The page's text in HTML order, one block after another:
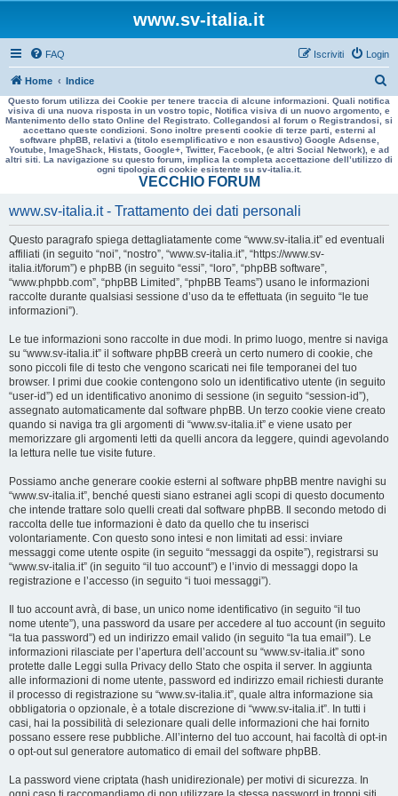
www.sv-italia.it
FAQ Login
Iscriviti
Home Indice
e
r
a
Questo forum utilizza dei Cookie per tenere traccia di alcune informazioni. Quali notifica
visiva di una nuova risposta in un vostro topic, Notifica visiva di un nuovo argomento, e
Mantenimento dello stato Online del Registrato. Collegandosi al forum o Registrandosi, si
accettano queste condizioni. Sono inoltre presenti cookie di terze parti, esterni al
software phpBB, relativi a (titolo esemplificativo e non esaustivo) Google Adsense,
Youtube, ImageShack, Histats, Google+, Twitter, Facebook, (e altri Social Network), e ad
altri siti. La navigazione su questo forum, implica la completa accettazione dell’utilizzo di
ogni tipologia di cookie esistente su sv-italia.it.
VECCHIO FORUM
www.sv-italia.it - Trattamento dei dati personali
Questo paragrafo spiega dettagliatamente come “www.sv-italia.it” ed eventuali
affiliati (in seguito “noi”, “nostro”, “www.sv-italia.it”, “https://www.sv-
italia.it/forum”) e phpBB (in seguito “essi”, “loro”, “phpBB software”,
“www.phpbb.com”, “phpBB Limited”, “phpBB Teams”) usano le informazioni
raccolte durante qualsiasi sessione d’uso da te effettuata (in seguito “le tue
informazioni”).
Le tue informazioni sono raccolte in due modi. In primo luogo, mentre si naviga
su “www.sv-italia.it” il software phpBB creerà un certo numero di cookie, che
sono piccoli file di testo che vengono scaricati nei file temporanei del tuo
browser. I primi due cookie contengono solo un identificativo utente (in seguito
“user-id”) ed un identificativo anonimo di sessione (in seguito “session-id”),
assegnato automaticamente dal software phpBB. Un terzo cookie viene creato
quando si naviga tra gli argomenti di “www.sv-italia.it” e viene usato per
memorizzare gli argomenti letti da quelli ancora da leggere, quindi agevolando
la lettura nelle tue visite future.
Possiamo anche generare cookie esterni al software phpBB mentre navighi su
“www.sv-italia.it”, benché questi siano estranei agli scopi di questo documento
che intende trattare solo quelli creati dal software phpBB. Il secondo metodo di
raccolta delle tue informazioni è dato da quello che tu inserisci
volontariamente. Con questo sono intesi e non limitati ad essi: inviare
messaggi come utente ospite (in seguito “messaggi da ospite”), registrarsi su
“www.sv-italia.it” (in seguito “il tuo account”) e l’invio di messaggi dopo la
registrazione e l’accesso (in seguito “i tuoi messaggi”).
Il tuo account avrà, di base, un unico nome identificativo (in seguito “il tuo
nome utente”), una password da usare per accedere al tuo account (in seguito
“la tua password”) ed un indirizzo email valido (in seguito “la tua email”). Le
informazioni rilasciate per l’apertura dell’account su “www.sv-italia.it” sono
protette dalle Leggi sulla Privacy dello Stato che ospita il server. In aggiunta
alle informazioni di nome utente, password ed indirizzo email richiesti durante
il processo di registrazione su “www.sv-italia.it”, quale altra informazione sia
obbligatoria o opzionale, è a totale discrezione di “www.sv-italia.it”. In tutti i
casi, hai la possibilità di selezionare quali delle informazioni che hai fornito
possano essere rese pubbliche. All’interno del tuo account, hai facoltà di opt-in
o opt-out sul generatore automatico di email del software phpBB.
La password viene criptata (hash unidirezionale) per motivi di sicurezza. In